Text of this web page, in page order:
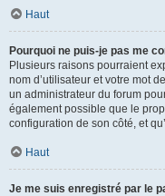
Haut
Pourquoi ne puis-je pas me
Plusieurs raisons pourraient
nom d’utilisateur et votre mot
un administrateur du forum
également possible que le
configuration de son côté, et
Haut
Je me suis enregistré par le